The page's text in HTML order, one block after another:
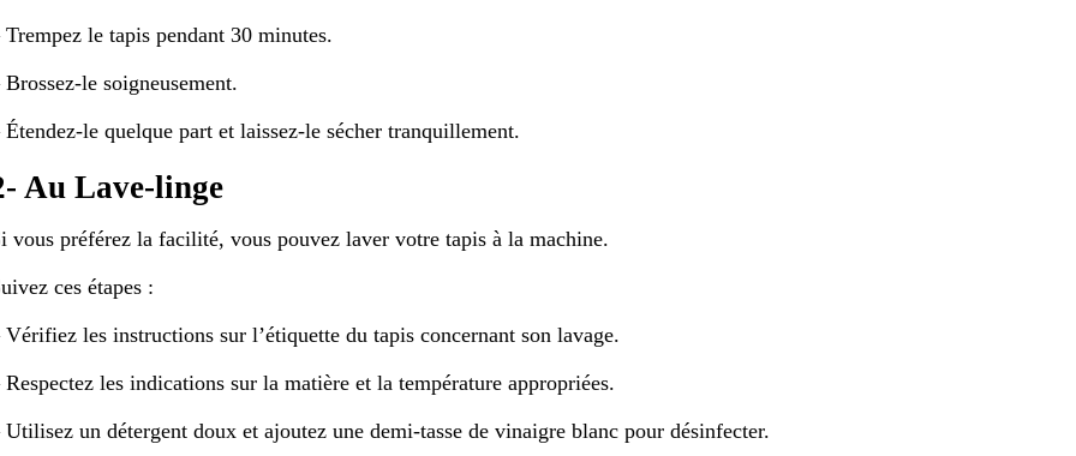
Trempez le tapis pendant 30 minutes.
Brossez-le soigneusement.
Étendez-le quelque part et laissez-le sécher tranquillement.
Au Lave-linge
vous préférez la facilité, vous pouvez laver votre tapis à la machine.
ces étapes :
Vérifiez les instructions sur l’étiquette du tapis concernant son lavage.
Respectez les indications sur la matière et la température appropriées.
Utilisez un détergent doux et ajoutez une demi-tasse de vinaigre blanc pour désinfecter.